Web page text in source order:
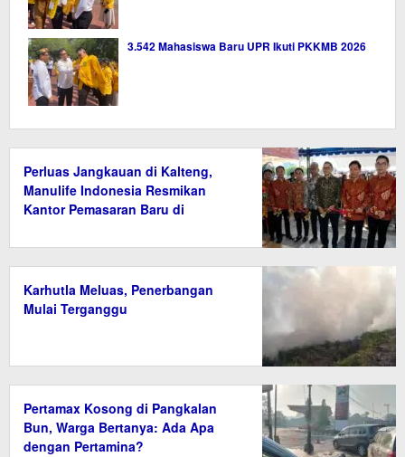
3.542 Mahasiswa Baru UPR Ikuti PKKMB 2026
Perluas Jangkauan di Kalteng,
Manulife Indonesia Resmikan
Kantor Pemasaran Baru di
Karhutla Meluas, Penerbangan
Mulai Terganggu
Pertamax Kosong di Pangkalan
Bun, Warga Bertanya: Ada Apa
dengan Pertamina?